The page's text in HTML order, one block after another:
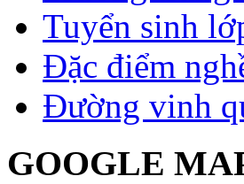
Tuyển sinh
Đặc điểm
Đường vinh
GOOGLE